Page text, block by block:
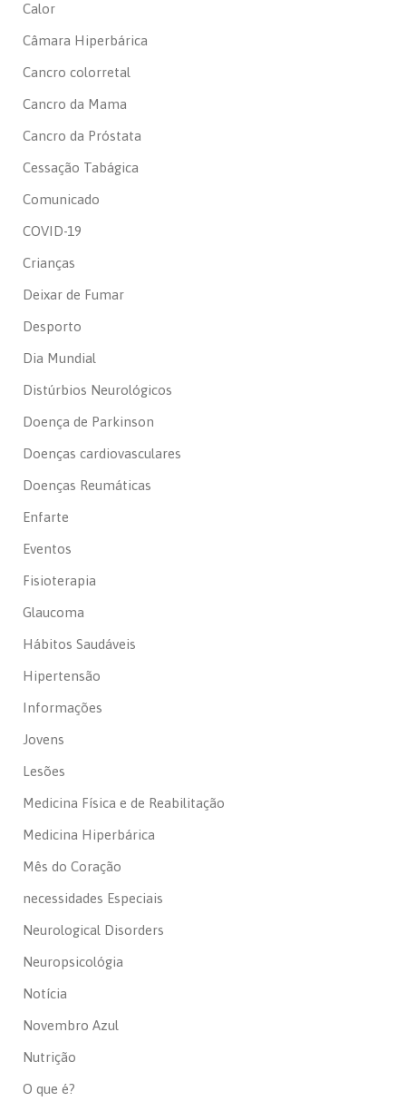
Calor
Câmara Hiperbárica
Cancro colorretal
Cancro da Mama
Cancro da Próstata
Cessação Tabágica
Comunicado
COVID-19
Crianças
Deixar de Fumar
Desporto
Dia Mundial
Distúrbios Neurológicos
Doença de Parkinson
Doenças cardiovasculares
Doenças Reumáticas
Enfarte
Eventos
Fisioterapia
Glaucoma
Hábitos Saudáveis
Hipertensão
Informações
Jovens
Lesões
Medicina Física e de Reabilitação
Medicina Hiperbárica
Mês do Coração
necessidades Especiais
Neurological Disorders
Neuropsicológia
Notícia
Novembro Azul
Nutrição
O que é?